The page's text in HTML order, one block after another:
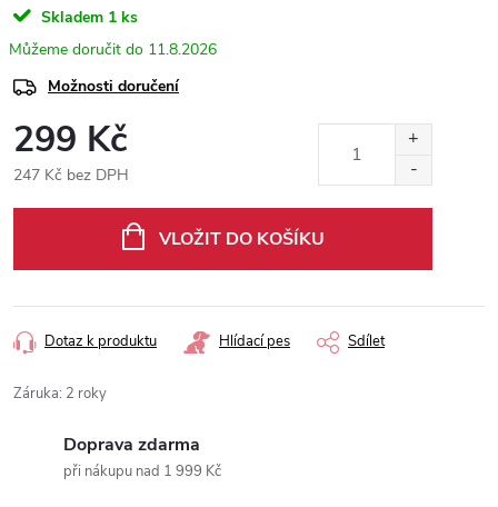
Skladem 1 ks
11.8.2026
Možnosti doručení
299 Kč
247 Kč bez DPH
VLOŽIT DO KOŠÍKU
Dotaz k produktu Hlídací pes Sdílet
Záruka: 2 roky
Doprava zdarma
při nákupu nad 1 999 Kč